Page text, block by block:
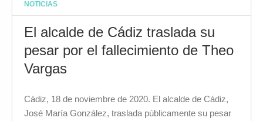
NOTICIAS
El alcalde de Cádiz traslada su
pesar por el fallecimiento de Theo
Vargas
Cádiz, 18 de noviembre de 2020. El alcalde de Cádiz,
José María González, traslada públicamente su pesar